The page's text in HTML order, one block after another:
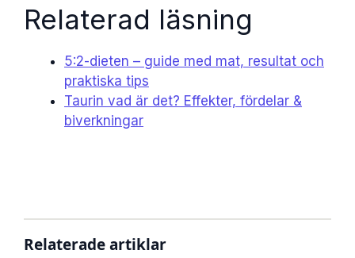
Relaterad läsning
5:2-dieten – guide med mat, resultat och
praktiska tips
Taurin vad är det? Effekter, fördelar &
biverkningar
Relaterade artiklar